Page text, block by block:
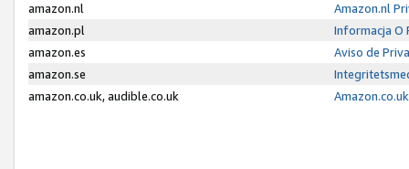
amazon.nl
Amazon.nl
amazon.pl
Informacja O
amazon.es
Aviso de
amazon.se
amazon.co.uk, audible.co.uk